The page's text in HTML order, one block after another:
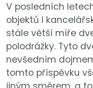
V posledních
objektů i
stále větší míře
polodrážky. Tyto
nevšedním
tomto příspěvku